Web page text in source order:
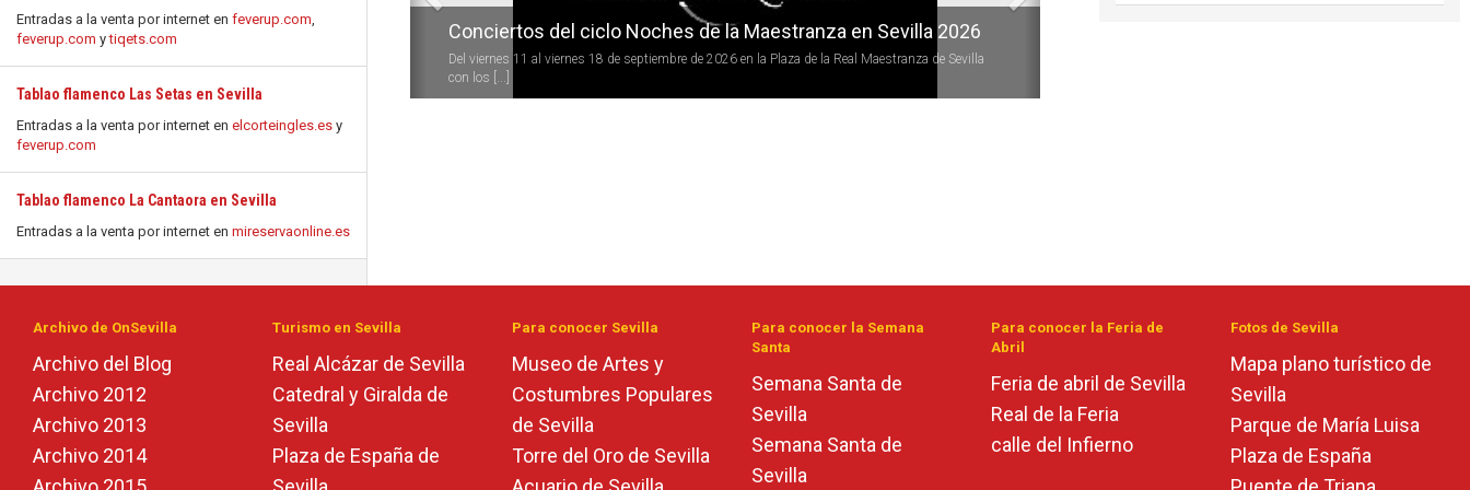
Entradas a la venta por internet en feverup.com,
feverup.com ytiqets.com
Tablao flamenco Las Setas en Sevilla
Entradas a la venta por internet en elcorteingles.es y
feverup.com
Tablao flamenco La Cantaora en Sevilla
Entradas a la venta por internet en mireservaonline.es
Conciertos del ciclo Noches de la Maestranza en Sevilla 2026
Del viernes 11 al viernes 18 de septiembre de 2026 en la Plaza de la Real Maestranza de Sevilla
con los [...]
Archivo de OnSevilla
Archivo del Blog
Archivo 2012
Archivo 2013
Archivo 2014
Turismo en Sevilla
Real Alcázar de Sevilla
Catedral y Giralda de
Sevilla
Plaza de España de
Para conocer Sevilla
Museo de Artes y
Costumbres Populares
de Sevilla
Torre del Oro de Sevilla
Para conocer la Semana
Santa
Semana Santa de
Sevilla
Semana Santa de
Sevilla
Para conocer la Feria de
Abril
Feria de abril de Sevilla
Real de la Feria
calle del Infierno
Fotos de Sevilla
Mapa plano turístico de
Sevilla
Parque de María Luisa
Plaza de España